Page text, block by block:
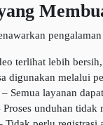
terlihat lebih
digunakan melalui
Semua layanan
Proses unduhan tidak